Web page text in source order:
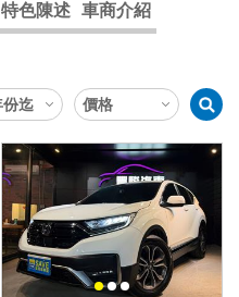
特色陳述 車商介紹